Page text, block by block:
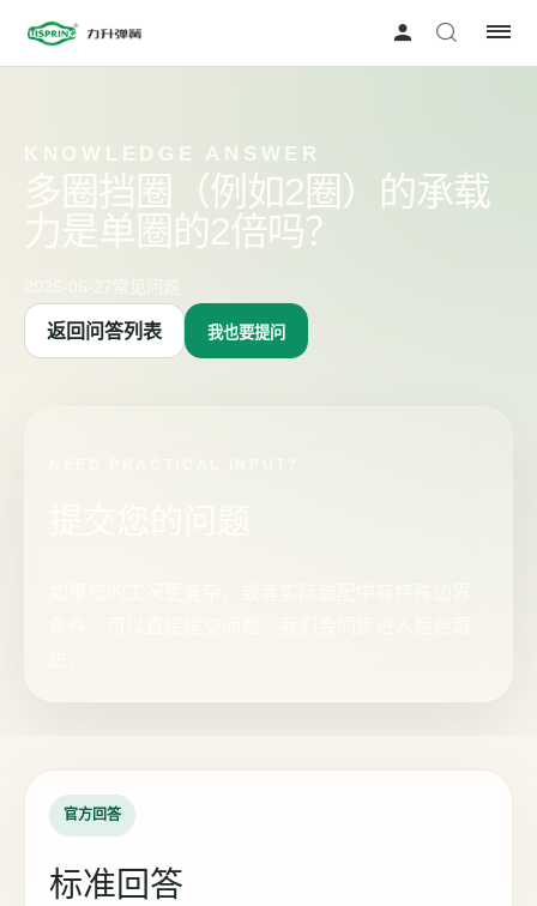
KNOWLEDGE ANSWER
多圈挡圈（例如2圈）的承载
力是单圈的2倍吗？
返回问答列表 我也要提问
官方回答
标准回答